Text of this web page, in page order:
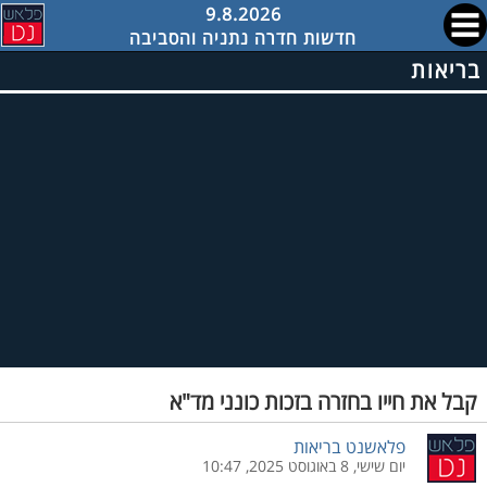
9.8.2026
חדשות חדרה נתניה והסביבה
בריאות
קבל את חייו בחזרה בזכות כונני מד"א
פלאשנט בריאות
יום שישי, 8 באוגוסט 2025, 10:47